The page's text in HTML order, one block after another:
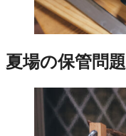
夏場の保管問題